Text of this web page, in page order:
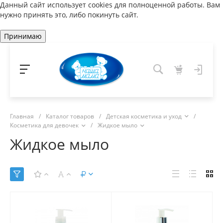
Данный сайт использует cookies для полноценной работы. Вам
нужно принять это, либо покинуть сайт.
Принимаю
Главная / Каталог товаров / Детская косметика и уход
/
Косметика для девочек
/ Жидкое мыло
Жидкое мыло